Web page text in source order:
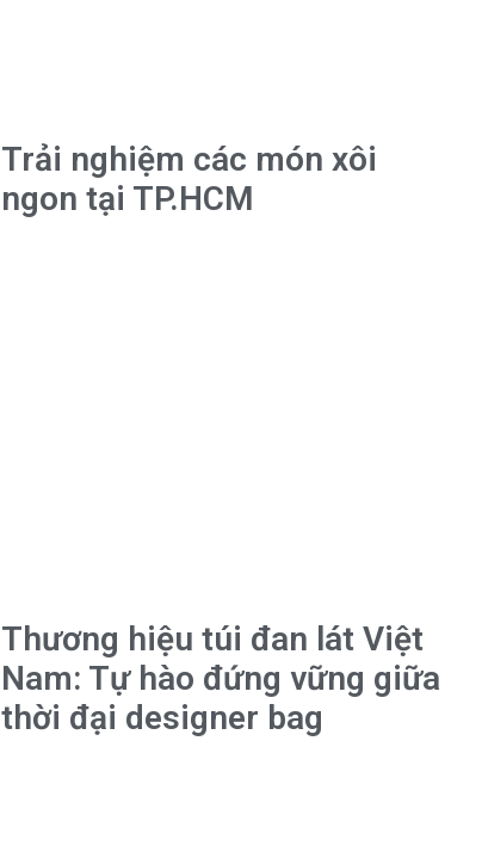
Trải nghiệm các món xôi
ngon tại TP.HCM
Thương hiệu túi đan lát Việt
Nam: Tự hào đứng vững giữa
thời đại designer bag